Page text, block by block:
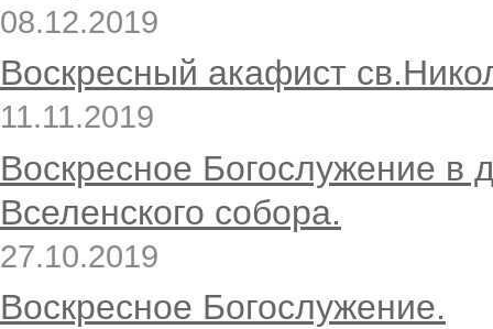
08.12.2019
Воскресный акафист
11.11.2019
Воскресное Богослужение в
Вселенского собора.
27.10.2019
Воскресное Богослужение.